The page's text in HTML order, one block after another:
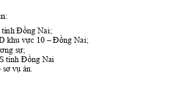
tỉnh Đồng Nai;
khu vực 10 – Đồng Nai;
sự;
S tỉnh Đồng Nai
sơ vụ án.